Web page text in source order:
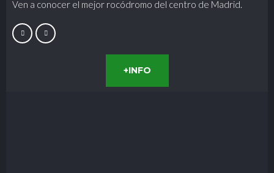
Ven a conocer el mejor rocódromo del centro de Madrid.
+INFO